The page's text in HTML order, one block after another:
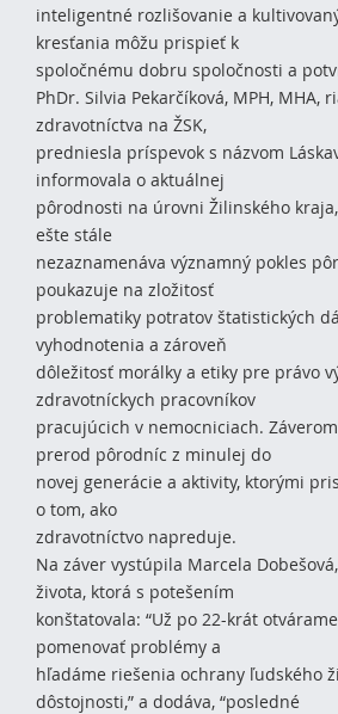
inteligentné rozlišovanie a
kresťania môžu prispieť k
spoločnému dobru spoločnosti a
PhDr. Silvia Pekarčíková, MPH, MHA,
zdravotníctva na ŽSK,
predniesla príspevok s názvom
informovala o aktuálnej
pôrodnosti na úrovni Žilinského
ešte stále
nezaznamenáva významný pokles
poukazuje na zložitosť
problematiky potratov štatistických
vyhodnotenia a zároveň
dôležitosť morálky a etiky pre právo
zdravotníckych pracovníkov
pracujúcich v nemocniciach.
prerod pôrodníc z minulej do
novej generácie a aktivity, ktorými
o tom, ako
zdravotníctvo napreduje.
Na záver vystúpila Marcela
života, ktorá s potešením
konštatovala: “Už po 22-krát
pomenovať problémy a
hľadáme riešenia ochrany ľudského
dôstojnosti,” a dodáva, “posledné